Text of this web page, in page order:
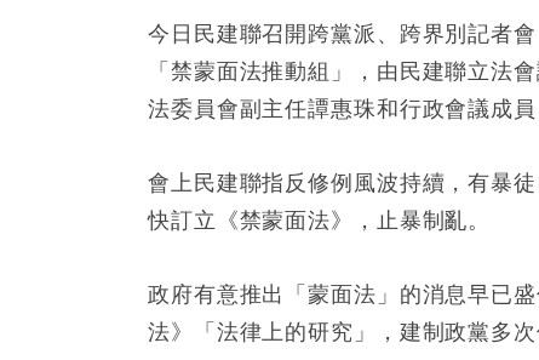
今日民建聯召開跨黨派、跨界別記者
「禁蒙面法推動組」，由民建聯立法
法委員會副主任譚惠珠和行政會議成
會上民建聯指反修例風波持續，有暴
快訂立《禁蒙面法》，止暴制亂。
政府有意推出「蒙面法」的消息早已
法》「法律上的研究」，建制政黨多次